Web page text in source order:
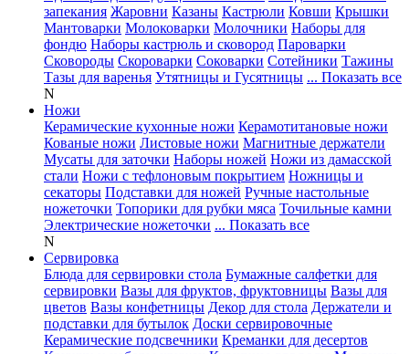
запекания Жаровни Казаны Кастрюли Ковши Крышки
Мантоварки Молоковарки Молочники Наборы для
фондю Наборы кастрюль и сковород Пароварки
Сковороды Скороварки Соковарки Сотейники Тажины
Тазы для варенья Утятницы и Гусятницы ... Показать все
N
Ножи
Керамические кухонные ножи Керамотитановые ножи
Кованые ножи Листовые ножи Магнитные держатели
Мусаты для заточки Наборы ножей Ножи из дамасской
стали Ножи с тефлоновым покрытием Ножницы и
секаторы Подставки для ножей Ручные настольные
ножеточки Топорики для рубки мяса Точильные камни
Электрические ножеточки ... Показать все
N
Сервировка
Блюда для сервировки стола Бумажные салфетки для
сервировки Вазы для фруктов, фруктовницы Вазы для
цветов Вазы конфетницы Декор для стола Держатели и
подставки для бутылок Доски сервировочные
Керамические подсвечники Креманки для десертов